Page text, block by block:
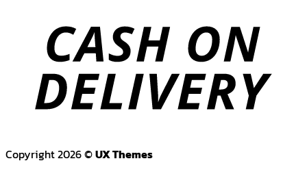
Copyright 2026 ©UX Themes